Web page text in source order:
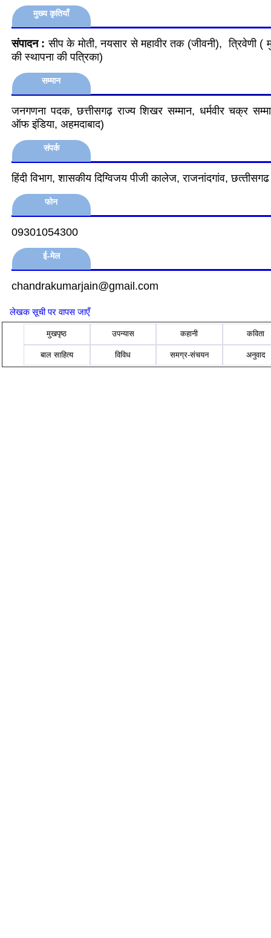
मुख्य कृतियाँ
संपादन :सीप के मोती, नयसार से महावीर तक (जीवनी), त्रिवेणी (
की स्थापना की पत्रिका)
सम्मान
जनगणना पदक, छत्तीसगढ़ राज्य शिखर सम्मान, धर्मवीर चक्र
ऑफ इंडिया, अहमदाबाद)
संपर्क
हिंदी विभाग, शासकीय दिग्विजय पीजी कालेज, राजनांदगांव, छत्‍तीसगढ
फोन
09301054300
ई-मेल
chandrakumarjain@gmail.com
लेखक सूची पर वापस जाएँ
मुखपृष्ठ उपन्यास कहानी कविता
बाल साहित्य विविध समग्र-संचयन अनुवाद